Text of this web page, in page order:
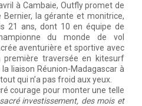
à Cambaie, Outfly promet de
Bernier, la gérante et monitrice,
21 ans, dont 10 en équipe de
du monde de vol
aventurière et sportive avec
traversée en kitesurf
liaison Réunion-Madagascar à
qui n’a pas froid aux yeux.
courage pour monter une telle
investissement, des mois et